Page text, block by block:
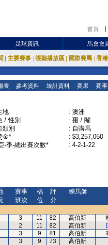
首頁
足球資訊 馬會會
主要賽事 視聽播放區 國際賽馬 香
表 參考資料 統計資料 賽果 賽
地 : 澳洲
/ 性別
: 棗 / 閹
類別
: 自購馬
金*
: $3,257,050
-季-總出賽次數*
: 4-2-1-22
賽事
班次
檔
位
評
分
練馬師
3 11 82 高伯新
2 11 82 高伯新
3 9 81 高伯新
3 9 73 高伯新